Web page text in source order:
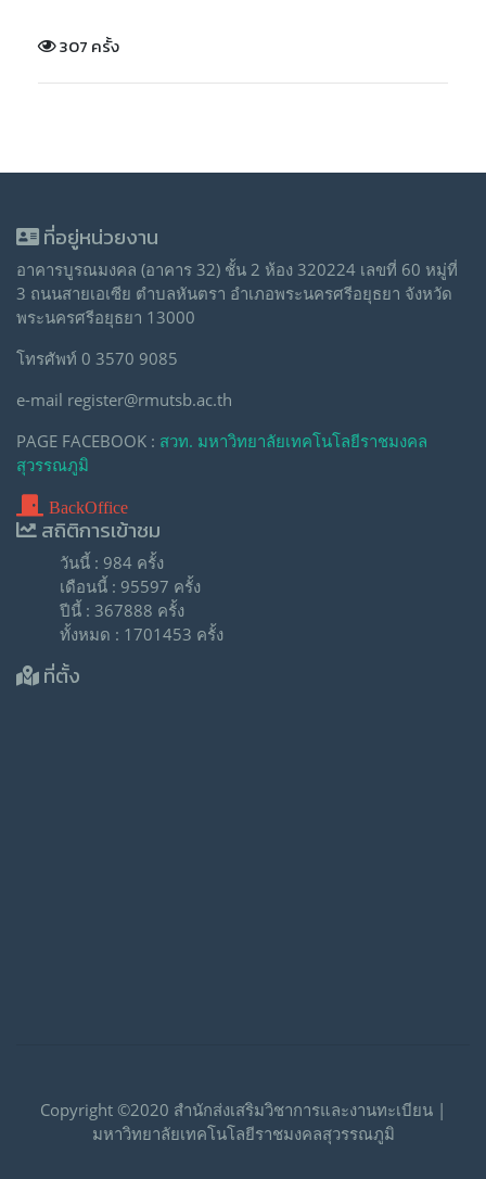
307 ครั้ง
ที่อยู่หน่วยงาน
อาคารบูรณมงคล (อาคาร 32) ชั้น 2 ห้อง 320224 เลขที่ 60 หมู่ที่
3 ถนนสายเอเซีย ตำบลหันตรา อำเภอพระนครศรีอยุธยา จังหวัด
พระนครศรีอยุธยา 13000
โทรศัพท์ 0 3570 9085
e-mail register@rmutsb.ac.th
PAGE FACEBOOK : สวท. มหาวิทยาลัยเทคโนโลยีราชมงคล
สุวรรณภูมิ
BackOffice
สถิติการเข้าชม
วันนี้ : 984 ครั้ง
เดือนนี้ : 95597 ครั้ง
ปีนี้ : 367888 ครั้ง
ทั้งหมด : 1701453 ครั้ง
ที่ตั้ง
Copyright ©2020 สำนักส่งเสริมวิชาการและงานทะเบียน |
มหาวิทยาลัยเทคโนโลยีราชมงคลสุวรรณภูมิ